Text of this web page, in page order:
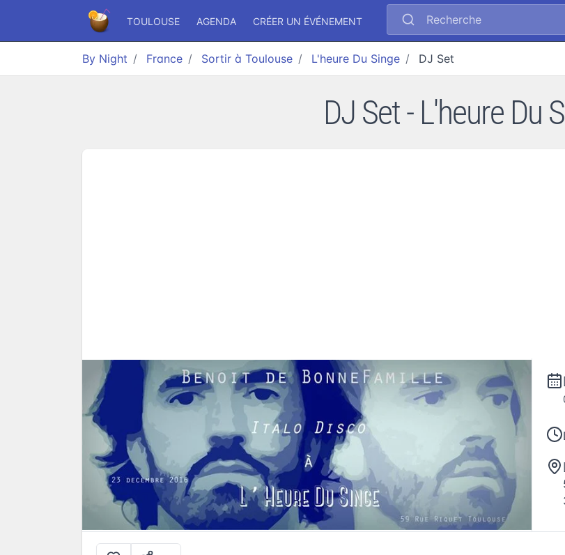
TOULOUSE AGENDA CRÉER UN ÉVÉNEMENT Recherche
By Night France Sortir à Toulouse L'heure Du Singe DJ Set
DJ Set - L'heure Du